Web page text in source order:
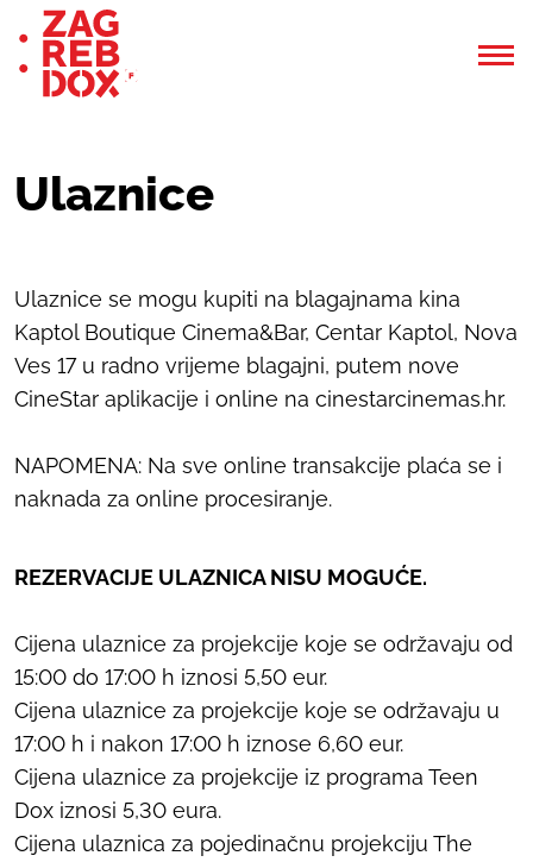
Ulaznice
Ulaznice se mogu kupiti na blagajnama kina
Kaptol Boutique Cinema&Bar, Centar Kaptol, Nova
Ves 17 u radno vrijeme blagajni, putem nove
CineStar aplikacije i online na cinestarcinemas.hr.
NAPOMENA: Na sve online transakcije plaća se i
naknada za online procesiranje.
REZERVACIJE ULAZNICA NISU MOGUĆE.
Cijena ulaznice za projekcije koje se održavaju od
15:00 do 17:00 h iznosi 5,50 eur.
Cijena ulaznice za projekcije koje se održavaju u
17:00 h i nakon 17:00 h iznose 6,60 eur.
Cijena ulaznice za projekcije iz programa Teen
Dox iznosi 5,30 eura.
Cijena ulaznica za pojedinačnu projekciju The